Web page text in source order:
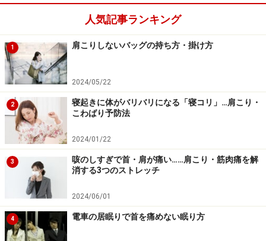
しでもよいのでつくってみましょう。心地よい音楽をき
いて、情景を思い浮かべたり、好きなことに没頭するこ
とでも良いと思います。
その3 無理のない食事とおいしいお酒を！
気を遣うお酒の席は緊張のモトです
胃に負担のかかるような食事や、身体のことを考えず、
好きなだけ飲んでしまうお酒には要注意です。
人気記事ランキング
1 肩こりしないバッグの持ち方・掛け方
2024/05/22
2
寝起きに体がバリバリになる「寝コリ」…肩こり・
こわばり予防法
2024/01/22
3
咳のしすぎで首・肩が痛い……肩こり・筋肉痛を解
消する3つのストレッチ
2024/06/01
4 電車の居眠りで首を痛めない眠り方